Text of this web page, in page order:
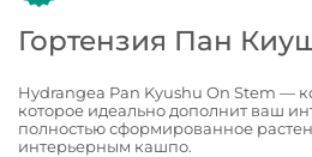
Гортензия Пан
Hydrangea Pan Kyushu On Stem —
которое идеально дополнит ваш
полностью сформированное
интерьерным кашпо.